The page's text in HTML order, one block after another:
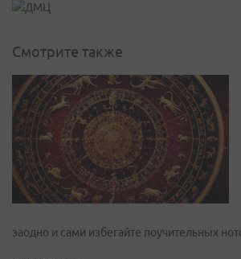
Смотрите также
заодно и сами избегайте поучительных